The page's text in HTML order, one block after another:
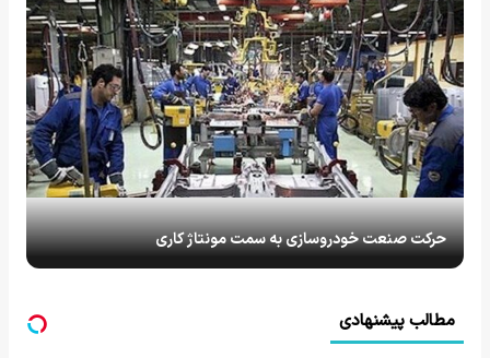
حرکت صنعت خودروسازی به سمت مونتاژ کاری
مطالب پیشنهادی